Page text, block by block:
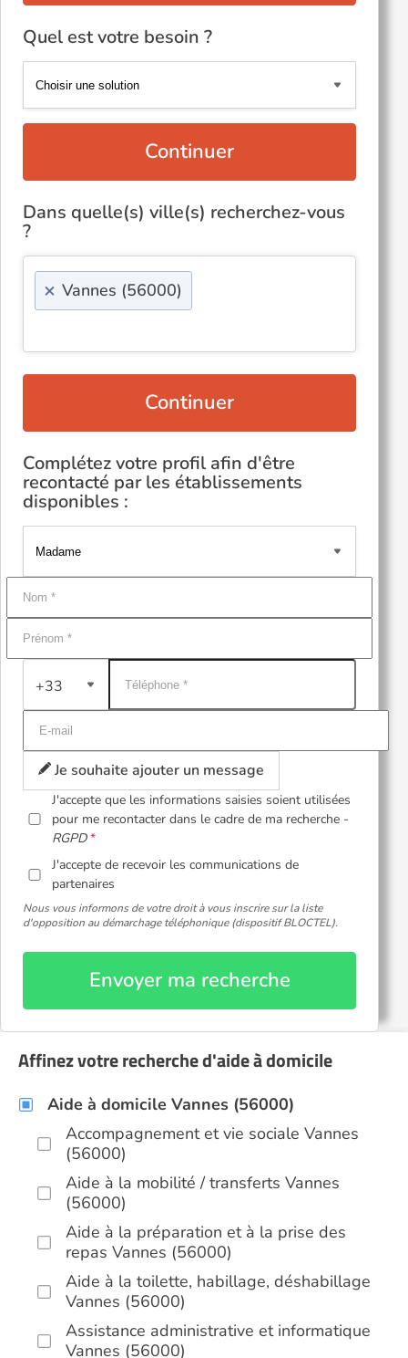
Quel est votre besoin ?
Continuer
Dans quelle(s) ville(s) recherchez-vous
?
× Vannes (56000)
Continuer
Complétez votre profil afin d'être
recontacté par les établissements
disponibles :
+33
Je souhaite ajouter un message
J'accepte que les informations saisies soient utilisées
pour me recontacter dans le cadre de ma recherche -
RGPD
J'accepte de recevoir les communications de
partenaires
Nous vous informons de votre droit à vous inscrire sur la liste
d'opposition au démarchage téléphonique (dispositif BLOCTEL).
Envoyer ma recherche
Affinez votre recherche d'aide à domicile
Aide à domicile Vannes (56000)
Accompagnement et vie sociale Vannes
(56000)
Aide à la mobilité / transferts Vannes
(56000)
Aide à la préparation et à la prise des
repas Vannes (56000)
Aide à la toilette, habillage, déshabillage
Vannes (56000)
Assistance administrative et informatique
Vannes (56000)